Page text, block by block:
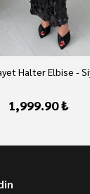
Halter Elbise -
1,999.90 ₺